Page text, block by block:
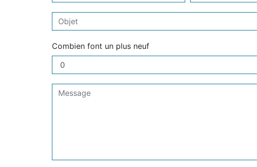
Combien font un plus neuf